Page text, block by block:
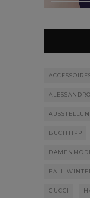
BUCHTIPP
FALL-
GUCCI